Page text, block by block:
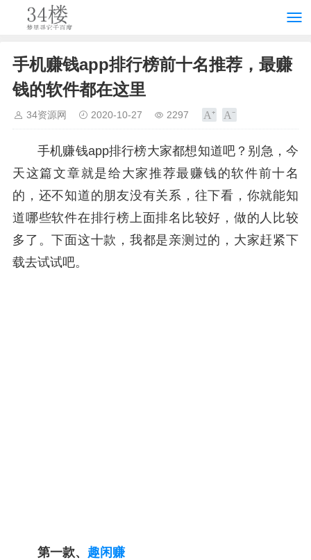
手机赚钱app排行榜前十名推荐，最赚
钱的软件都在这里
34资源网 2020-10-27 2297
手机赚钱app排行榜大家都想知道吧？别急，今
天这篇文章就是给大家推荐最赚钱的软件前十名
的，还不知道的朋友没有关系，往下看，你就能知
道哪些软件在排行榜上面排名比较好，做的人比较
多了。下面这十款，我都是亲测过的，大家赶紧下
载去试试吧。
第一款、 趣闲赚